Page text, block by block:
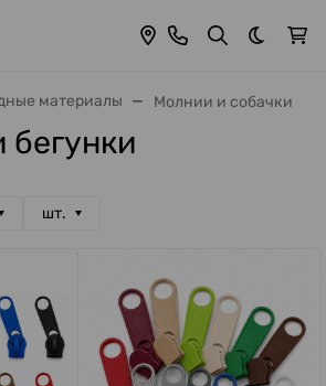
Темная
материалы Молнии и собачки
шт.